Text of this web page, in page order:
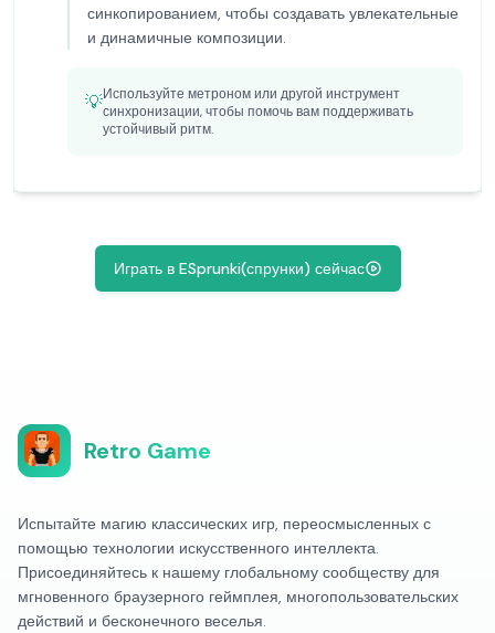
синкопированием, чтобы создавать увлекательные
и динамичные композиции.
💡Используйте метроном или другой инструмент
синхронизации, чтобы помочь вам поддерживать
устойчивый ритм.
Играть в ESprunki(спрунки) сейчас
Retro Game
Испытайте магию классических игр, переосмысленных с
помощью технологии искусственного интеллекта.
Присоединяйтесь к нашему глобальному сообществу для
мгновенного браузерного геймплея, многопользовательских
действий и бесконечного веселья.